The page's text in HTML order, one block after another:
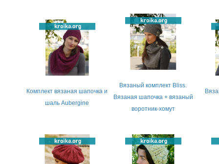
Комплект вязаная шапочка и
шаль Aubergine
Вязаный комплект Bliss.
Вязаная шапочка + вязаный
воротник-хомут